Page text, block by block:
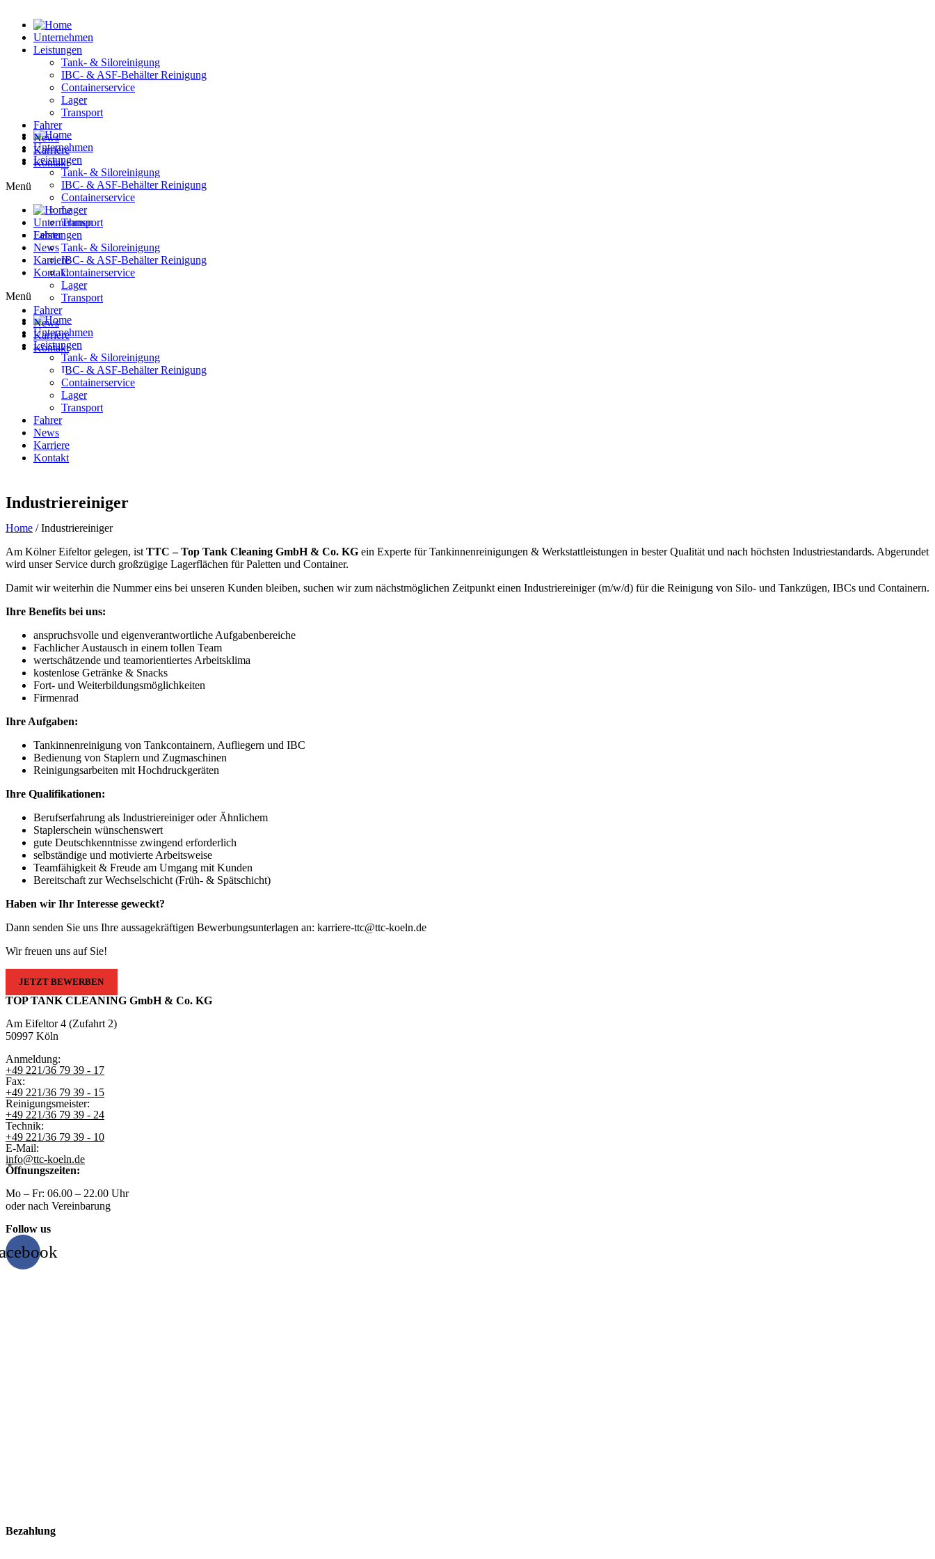
Inhalt
wechseln
Unternehmen
Leistungen
Tank- & Siloreinigung
IBC- & ASF-Behälter Reinigung
Containerservice
Lager
Transport
Fahrer
News
Karriere
Kontakt
Menü
Unternehmen
Leistungen
Tank- & Siloreinigung
IBC- & ASF-Behälter Reinigung
Containerservice
Lager
Transport
Fahrer
News
Karriere
Kontakt
Unternehmen
Leistungen
Tank- & Siloreinigung
IBC- & ASF-Behälter Reinigung
Containerservice
Lager
Transport
Fahrer
News
Karriere
Kontakt
Menü
Unternehmen
Leistungen
Tank- & Siloreinigung
IBC- & ASF-Behälter Reinigung
Containerservice
Lager
Transport
Fahrer
News
Karriere
Kontakt
Industriereiniger
Home /Industriereiniger
Am Kölner Eifeltor gelegen, ist TTC – Top Tank Cleaning GmbH & Co. KG ein Experte für Tankinnenreinigungen & Werkstattleistungen in bester Qualität und nach höchsten Industriestandards. Abgerundet
wird unser Service durch großzügige Lagerflächen für Paletten und Container.
Damit wir weiterhin die Nummer eins bei unseren Kunden bleiben, suchen wir zum nächstmöglichen Zeitpunkt einen Industriereiniger (m/w/d) für die Reinigung von Silo- und Tankzügen, IBCs und Containern.
Ihre Benefits bei uns:
anspruchsvolle und eigenverantwortliche Aufgabenbereiche
Fachlicher Austausch in einem tollen Team
wertschätzende und teamorientiertes Arbeitsklima
kostenlose Getränke & Snacks
Fort- und Weiterbildungsmöglichkeiten
Firmenrad
Ihre Aufgaben:
Tankinnenreinigung von Tankcontainern, Aufliegern und IBC
Bedienung von Staplern und Zugmaschinen
Reinigungsarbeiten mit Hochdruckgeräten
Ihre Qualifikationen:
Berufserfahrung als Industriereiniger oder Ähnlichem
Staplerschein wünschenswert
gute Deutschkenntnisse zwingend erforderlich
selbständige und motivierte Arbeitsweise
Teamfähigkeit & Freude am Umgang mit Kunden
Bereitschaft zur Wechselschicht (Früh- & Spätschicht)
Haben wir Ihr Interesse geweckt?
Dann senden Sie uns Ihre aussagekräftigen Bewerbungsunterlagen an: karriere-ttc@ttc-koeln.de
Wir freuen uns auf Sie!
JETZT BEWERBEN
TOP TANK CLEANING GmbH & Co. KG
Am Eifeltor 4 (Zufahrt 2)
50997 Köln
Anmeldung:
+49 221/36 79 39 - 17
Fax:
+49 221/36 79 39 - 15
Reinigungsmeister:
+49 221/36 79 39 - 24
Technik:
+49 221/36 79 39 - 10
E-Mail:
info@ttc-koeln.de
Öffnungszeiten:
Mo – Fr: 06.00 – 22.00 Uhr
oder nach Vereinbarung
Follow us
Bezahlung